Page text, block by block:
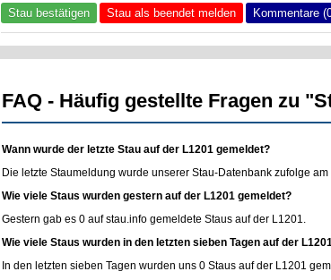
Stau bestätigen Stau als beendet melden Kommentare
FAQ - Häufig gestellte Fragen zu
Wann wurde der letzte Stau auf der L1201 gemeldet?
Die letzte Staumeldung wurde unserer Stau-Datenbank zufolge
Wie viele Staus wurden gestern auf der L1201 gemeldet?
Gestern gab es 0 aufstau.info gemeldete Staus auf der L1201.
Wie viele Staus wurden in den letzten sieben Tagen auf der
In den letzten sieben Tagen wurden uns 0 Staus auf der L1201